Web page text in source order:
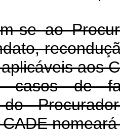
se ao
aplicáveis
de
do